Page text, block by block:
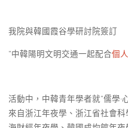
我院與韓國霞谷學研討院簽訂
“中韓陽明文明交通一起配合個
活動中，中韓青年學者就“儒學·
來自浙江年夜學、浙江省社會